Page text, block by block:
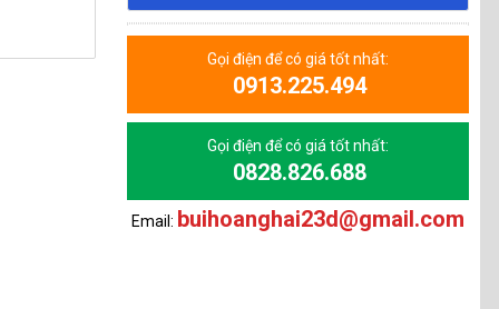
Gọi điện để có giá tốt nhất:
0913.225.494
Gọi điện để có giá tốt nhất:
0828.826.688
Email: buihoanghai23d@gmail.com